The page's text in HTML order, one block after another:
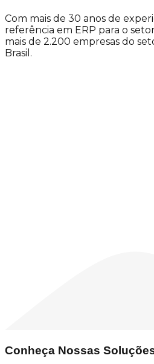
Com mais de 30 anos de
referência em ERP para o
mais de 2.200 empresas do
Brasil.
Conheça Nossas